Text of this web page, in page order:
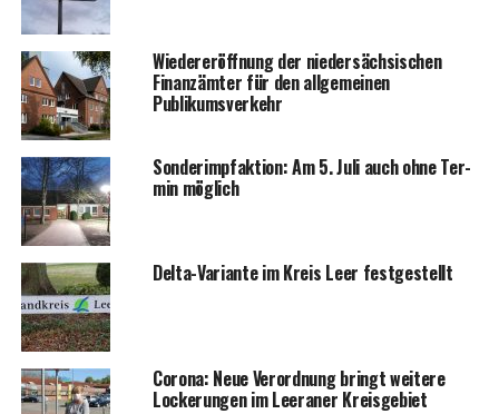
Wie­der­eröff­nung der nie­der­säch­si­schen
Finanz­äm­ter für den all­ge­mei­nen
Publikumsverkehr
Son­der­impf­ak­ti­on: Am 5. Juli auch ohne Ter­
min möglich
Del­ta-Vari­an­te im Kreis Leer festgestellt
Coro­na: Neue Ver­ord­nung bringt wei­te­re
Locke­run­gen im Leera­ner Kreisgebiet